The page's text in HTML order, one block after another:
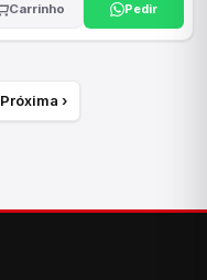
Carrinho Pedir
Próxima ›